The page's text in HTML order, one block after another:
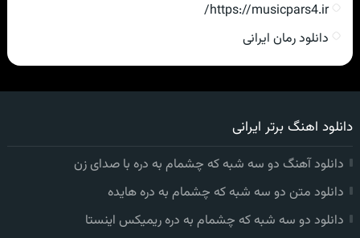
https://musicpars4.ir/
دانلود رمان ایرانی
دانلود اهنگ برتر ایرانی
دانلود آهنگ دو سه شبه که چشمام به دره با صدای زن
دانلود متن دو سه شبه که چشمام به دره هایده
دانلود دو سه شبه که چشمام به دره ریمیکس اینستا